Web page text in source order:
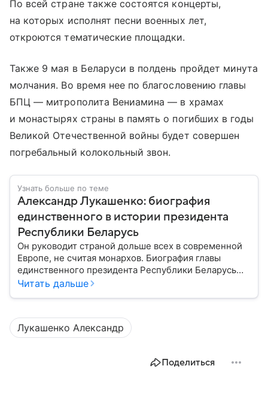
По всей стране также состоятся концерты,
на которых исполнят песни военных лет,
откроются тематические площадки.
Также 9 мая в Беларуси в полдень пройдет минута
молчания. Во время нее по благословению главы
БПЦ — митрополита Вениамина — в храмах
и монастырях страны в память о погибших в годы
Великой Отечественной войны будет совершен
погребальный колокольный звон.
Узнать больше по теме
Александр Лукашенко: биография
единственного в истории президента
Республики Беларусь
Он руководит страной дольше всех в современной
Европе, не считая монархов. Биография главы
единственного президента Республики Беларусь
Александра Лукашенко — в материале.
Читать дальше
Лукашенко Александр
Поделиться